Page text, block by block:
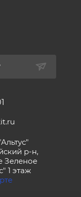
р-н,
Зеленое
1 этаж